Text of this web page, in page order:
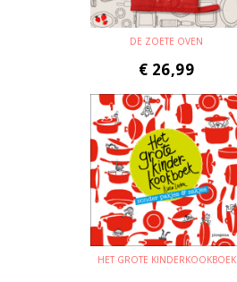
DE ZOETE OVEN
€ 26,99
HET GROTE KINDERKOOKBOEK